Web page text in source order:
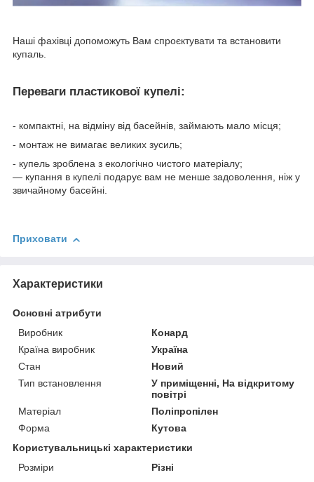
Наші фахівці допоможуть Вам спроєктувати та встановити
купаль.
Переваги пластикової купелі:
- компактні, на відміну від басейнів, займають мало місця;
- монтаж не вимагає великих зусиль;
- купель зроблена з екологічно чистого матеріалу;
— купання в купелі подарує вам не менше задоволення, ніж у
звичайному басейні.
Приховати
Характеристики
Основні атрибути
Виробник
Конард
Країна виробник
Україна
Стан
Новий
Тип встановлення
У приміщенні, На відкритому
повітрі
Матеріал
Поліпропілен
Форма
Кутова
Користувальницькі характеристики
Розміри
Різні